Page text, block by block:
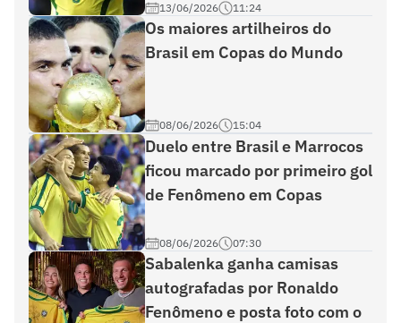
13/06/2026 11:24
Os maiores artilheiros do
Brasil em Copas do Mundo
08/06/2026 15:04
Duelo entre Brasil e Marrocos
ficou marcado por primeiro gol
de Fenômeno em Copas
08/06/2026 07:30
Sabalenka ganha camisas
autografadas por Ronaldo
Fenômeno e posta foto com o